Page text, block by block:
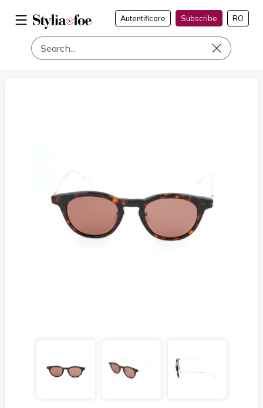
Autentificare Subscribe RO